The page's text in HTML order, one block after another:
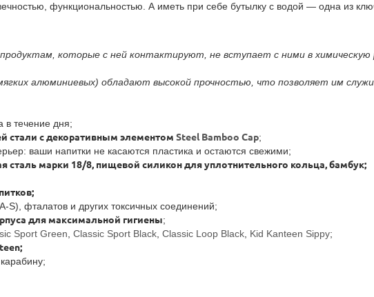
функциональностью. А иметь при себе бутылку с водой — одна из
которые с ней контактируют, не вступает с ними в
алюминиевых) обладают высокой прочностью, что позволяет им
в течение дня;
стали с декоративным элементом Steel Bamboo Cap;
ваши напитки не касаются пластика и остаются свежими;
сталь марки 18/8, пищевой силикон для уплотнительного кольца, бамбук;
S), фталатов и других токсичных соединений;
для максимальной гигиены;
Sport Green Classic Sport Black Classic Loop Black Kid Kanteen Sippy;